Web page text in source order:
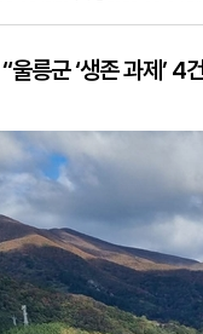
“울릉군 ‘생존 과제’